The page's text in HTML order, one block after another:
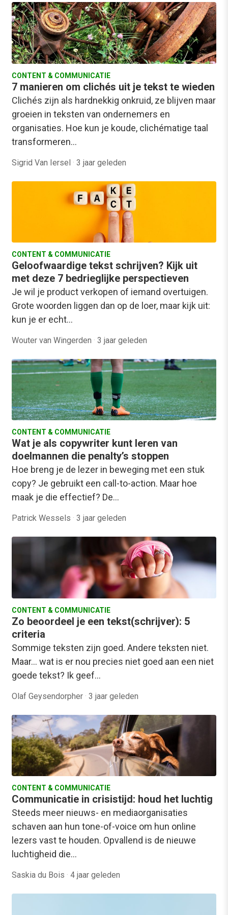
CONTENT & COMMUNICATIE
7 manieren om clichés uit je tekst te wieden
Clichés zijn als hardnekkig onkruid, ze blijven maar
groeien in teksten van ondernemers en
organisaties. Hoe kun je koude, clichématige taal
transformeren…
Sigrid Van Iersel · 3 jaar geleden
CONTENT & COMMUNICATIE
Geloofwaardige tekst schrijven? Kijk uit
met deze 7 bedrieglijke perspectieven
Je wil je product verkopen of iemand overtuigen.
Grote woorden liggen dan op de loer, maar kijk uit:
kun je er echt…
Wouter van Wingerden · 3 jaar geleden
CONTENT & COMMUNICATIE
Wat je als copywriter kunt leren van
doelmannen die penalty’s stoppen
Hoe breng je de lezer in beweging met een stuk
copy? Je gebruikt een call-to-action. Maar hoe
maak je die effectief? De…
Patrick Wessels · 3 jaar geleden
CONTENT & COMMUNICATIE
Zo beoordeel je een tekst(schrijver): 5
criteria
Sommige teksten zijn goed. Andere teksten niet.
Maar… wat is er nou precies niet goed aan een niet
goede tekst? Ik geef…
Olaf Geysendorpher · 3 jaar geleden
CONTENT & COMMUNICATIE
Communicatie in crisistijd: houd het luchtig
Steeds meer nieuws- en mediaorganisaties
schaven aan hun tone-of-voice om hun online
lezers vast te houden. Opvallend is de nieuwe
luchtigheid die…
Saskia du Bois · 4 jaar geleden